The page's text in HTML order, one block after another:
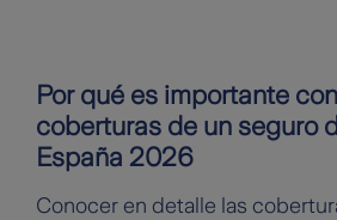
Por qué es importante
coberturas de un seguro
España 2026
Conocer en detalle las